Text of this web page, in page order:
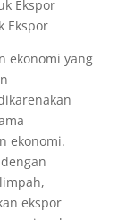
Ekspor
ekonomi yang
ekonomi.
ekspor